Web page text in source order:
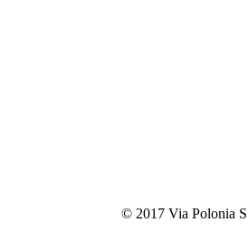
© 2017 Via Polonia